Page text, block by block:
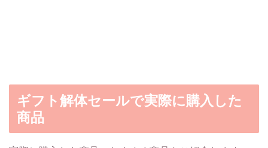
ギフト解体セールで実際に購入した
商品